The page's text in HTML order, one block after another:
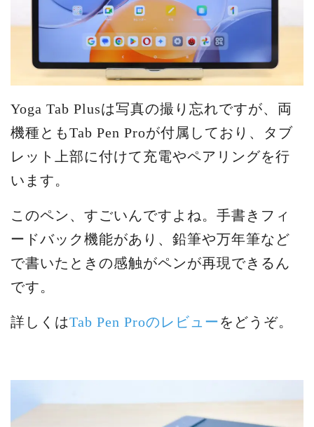
Yoga Tab Plusは写真の撮り忘れですが、両
機種ともTab Pen Proが付属しており、タブ
レット上部に付けて充電やペアリングを行
います。
このペン、すごいんですよね。手書きフィ
ードバック機能があり、鉛筆や万年筆など
で書いたときの感触がペンが再現できるん
です。
詳しくはTab Pen Proのレビューをどうぞ。